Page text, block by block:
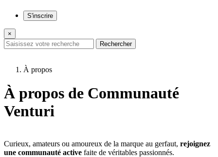
S'inscrire
×
À propos
À propos de Communauté
Venturi
Curieux, amateurs ou amoureux de la marque au gerfaut, rejoignez
une communauté active faite de véritables passionnés.